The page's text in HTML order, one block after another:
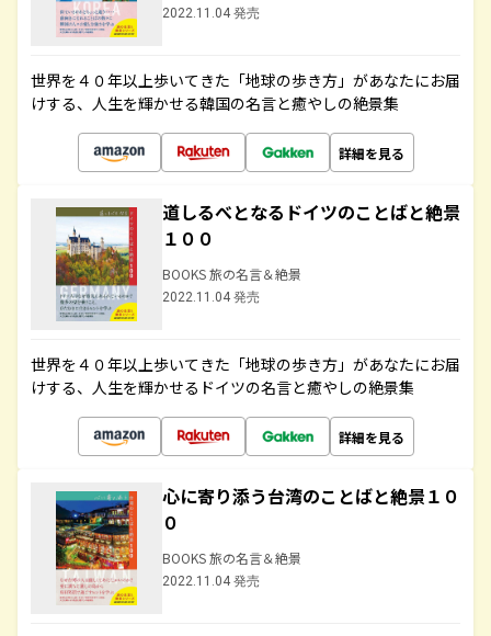
2022.11.04 発売
世界を４０年以上歩いてきた「地球の歩き方」があなたにお届
けする、人生を輝かせる韓国の名言と癒やしの絶景集
詳細を見る
道しるべとなるドイツのことばと絶景
１００
BOOKS 旅の名言＆絶景
2022.11.04 発売
世界を４０年以上歩いてきた「地球の歩き方」があなたにお届
けする、人生を輝かせるドイツの名言と癒やしの絶景集
詳細を見る
心に寄り添う台湾のことばと絶景１０
０
BOOKS 旅の名言＆絶景
2022.11.04 発売